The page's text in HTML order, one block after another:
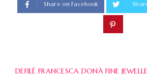
Share on Facebook
DEFILÉ FRANCESCA DONÀ FINE